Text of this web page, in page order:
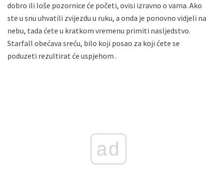
dobro ili loše pozornice će početi, ovisi izravno o vama. Ako
ste u snu uhvatili zvijezdu u ruku, a onda je ponovno vidjeli na
nebu, tada ćete u kratkom vremenu primiti nasljedstvo.
Starfall obećava sreću, bilo koji posao za koji ćete se
poduzeti rezultirat će uspjehom .
ad